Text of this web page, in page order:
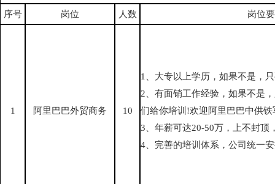
序号 岗位 人数 岗位
1 阿里巴巴外贸商务 10
1、大专以上学历，如果不是，
2、有面销工作经验，如果不是
们给你培训!欢迎阿里巴巴中供
3、年薪可达20-50万，上不封顶
4、完善的培训体系，公司统一